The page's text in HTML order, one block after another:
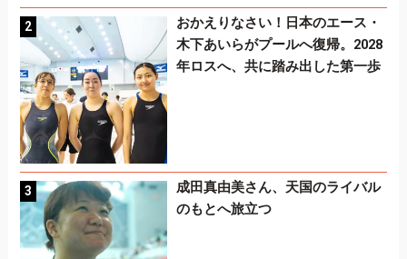
おかえりなさい！日本のエース・
木下あいらがプールへ復帰。2028
年ロスへ、共に踏み出した第一歩
成田真由美さん、天国のライバル
のもとへ旅立つ